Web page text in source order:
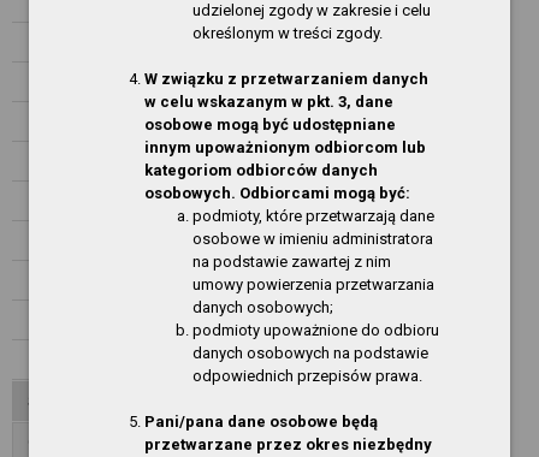
Standardy Ochrony Małoletnich
udzielonej zgody w zakresie i celu
określonym w treści zgody.
W związku z przetwarzaniem danych
w celu wskazanym w pkt. 3, dane
osobowe mogą być udostępniane
innym upoważnionym odbiorcom lub
kategoriom odbiorców danych
osobowych. Odbiorcami mogą być:
podmioty, które przetwarzają dane
osobowe w imieniu administratora
na podstawie zawartej z nim
umowy powierzenia przetwarzania
danych osobowych;
podmioty upoważnione do odbioru
danych osobowych na podstawie
odpowiednich przepisów prawa.
Pani/pana dane osobowe będą
przetwarzane przez okres niezbędny